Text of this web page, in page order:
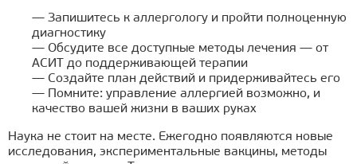
— Запишитесь к аллергологу и пройти полноценную
диагностику
— Обсудите все доступные методы лечения — от
АСИТ до поддерживающей терапии
— Создайте план действий и придерживайтесь его
— Помните: управление аллергией возможно, и
качество вашей жизни в ваших руках
Наука не стоит на месте. Ежегодно появляются новые
исследования, экспериментальные вакцины, методы